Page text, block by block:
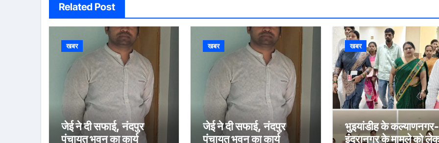
Related Post
खबर
जेई ने दी सफाई, नंदपुर
पंचायत भवन का कार्य
खबर
जेई ने दी सफाई, नंदपुर
पंचायत भवन का कार्य
खबर
भुइयांडीह के कल्याणनगर-
इंद्रानगर के मामले को